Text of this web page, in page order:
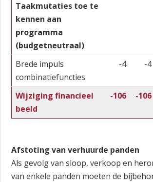
Taakmutaties toe te
kennen aan
programma
(budgetneutraal)
Brede impuls
combinatiefuncties
-4 -4
Wijziging financieel
beeld
-106 -106
Afstoting van verhuurde panden
Als gevolg van sloop, verkoop en
van enkele panden moeten de